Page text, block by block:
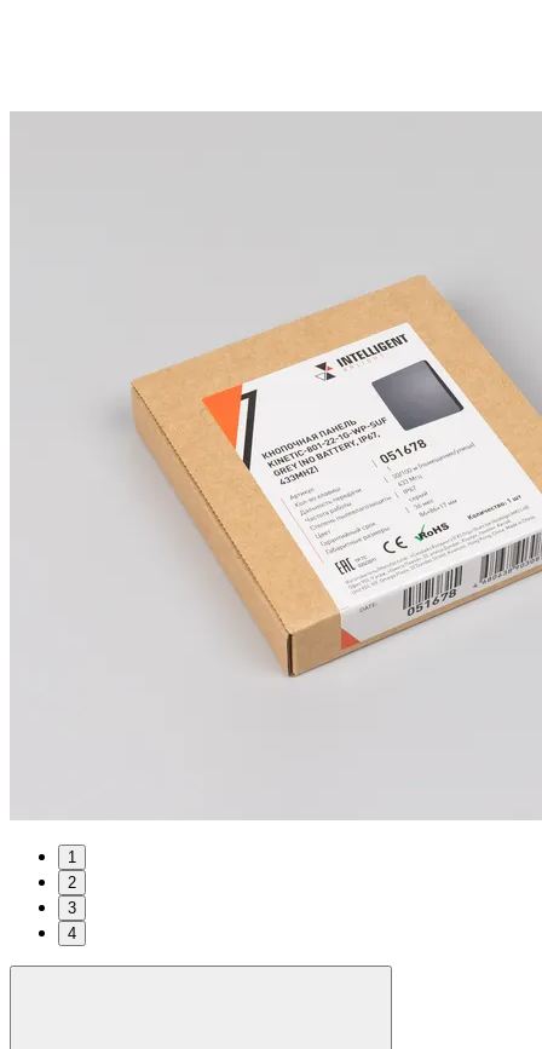
1
2
3
4